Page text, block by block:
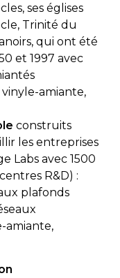
ses églises
Trinité du
qui ont été
et 1997 avec
amiante,
construits
les entreprises
Labs avec 1500
R&D) :
plafonds
amiante,